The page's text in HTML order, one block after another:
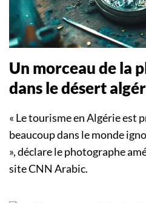
Un morceau de la
dans le désert
« Le tourisme en Algérie est
beaucoup dans le monde
», déclare le photographe
site CNN Arabic.